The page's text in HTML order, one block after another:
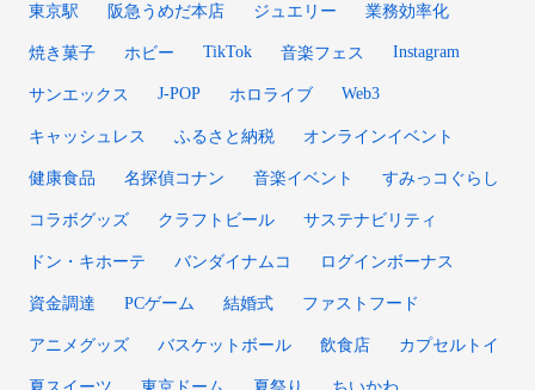
東京駅 阪急うめだ本店 ジュエリー 業務効率化
焼き菓子 ホビー TikTok 音楽フェス Instagram
サンエックス J-POP ホロライブ Web3
キャッシュレス ふるさと納税 オンラインイベント
健康食品 名探偵コナン 音楽イベント すみっコぐらし
コラボグッズ クラフトビール サステナビリティ
ドン・キホーテ バンダイナムコ ログインボーナス
資金調達 PCゲーム 結婚式 ファストフード
アニメグッズ バスケットボール 飲食店 カプセルトイ